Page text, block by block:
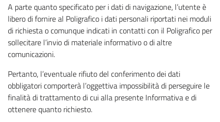
A parte quanto specificato per i dati di navigazione, l’utente è
libero di fornire al Poligrafico i dati personali riportati nei moduli
di richiesta o comunque indicati in contatti con il Poligrafico per
sollecitare l’invio di materiale informativo o di altre
comunicazioni.
Pertanto, l’eventuale rifiuto del conferimento dei dati
obbligatori comporterà l’oggettiva impossibilità di perseguire le
finalità di trattamento di cui alla presente Informativa e di
ottenere quanto richiesto.